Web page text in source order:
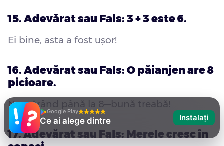
15. Adevărat sau Fals: 3 + 3 este 6.
Ei bine, asta a fost ușor!
16. Adevărat sau Fals: O păianjen are 8
picioare.
Numărând până la 8—bună treabă!
17. Adevărat sau Fals: Merele cresc în
Google Play
Ce ai alege dintre Instalați